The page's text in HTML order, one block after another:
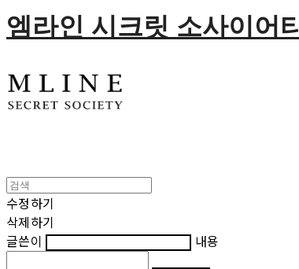
엠라인 시크릿 소사이어티
수정하기
삭제하기
글쓴이
내용